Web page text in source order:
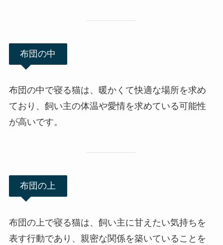
布団の中
布団の中で寝る猫は、暖かくて快適な場所を求め
ており、飼い主の体温や愛情を求めている可能性
が高いです。
布団の上
布団の上で寝る猫は、飼い主に甘えたい気持ちを
表す行動であり、親密な関係を築いていることを